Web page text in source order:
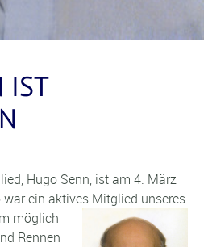
IST
Hugo Senn, ist am 4. März
ein aktives Mitglied unseres
möglich
Rennen